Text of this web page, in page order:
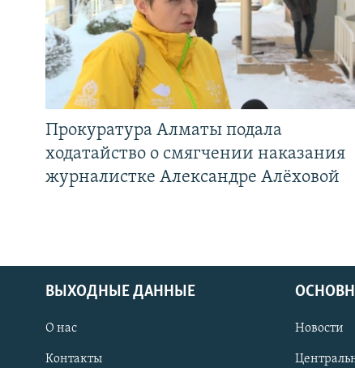
Прокуратура Алматы подала
ходатайство о смягчении наказания
журналистке Александре Алёховой
ВЫХОДНЫЕ ДАННЫЕ
О нас
Контакты
Новости